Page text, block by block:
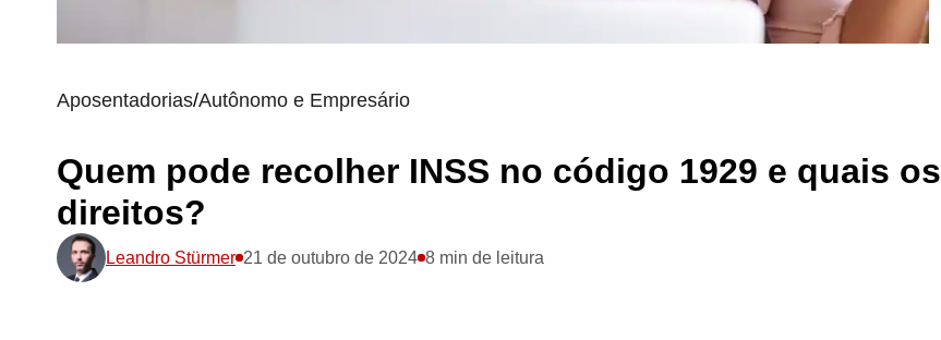
Aposentadorias/Autônomo e Empresário
Quem pode recolher INSS no código 1929 e quais os
direitos?
Leandro Stürmer 21 de outubro de 2024 8 min de leitura